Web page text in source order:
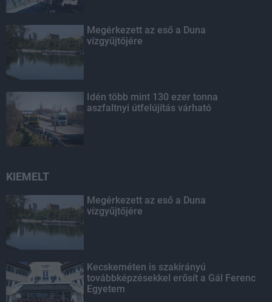
Megérkezett az eső a Duna
vízgyűjtőjére
Idén több mint 130 ezer tonna
aszfaltnyi útfelújítás várható
KIEMELT
Megérkezett az eső a Duna
vízgyűjtőjére
Kecskeméten is szakirányú
továbbképzésekkel erősít a Gál Ferenc
Egyetem